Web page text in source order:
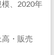
、2020年
・販売